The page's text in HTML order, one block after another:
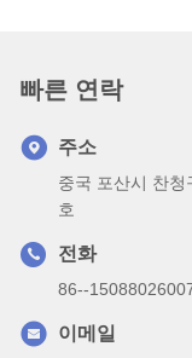
빠른 연락
주소
중국 포산시 찬
호
전화
86--
이메일